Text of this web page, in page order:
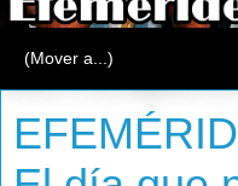
lunes, 5 de agosto de